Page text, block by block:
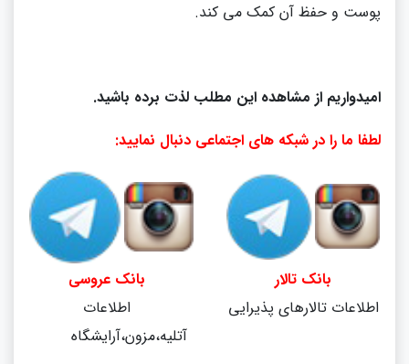
پوست و حفظ آن کمک می کند.
امیدواریم از مشاهده این مطلب لذت برده باشید.
لطفا ما را در شبکه های اجتماعی دنبال نمایید:
بانک تالار
اطلاعات تالارهای پذیرایی
بانک عروسی
اطلاعات
آتلیه،مزون،آرایشگاه